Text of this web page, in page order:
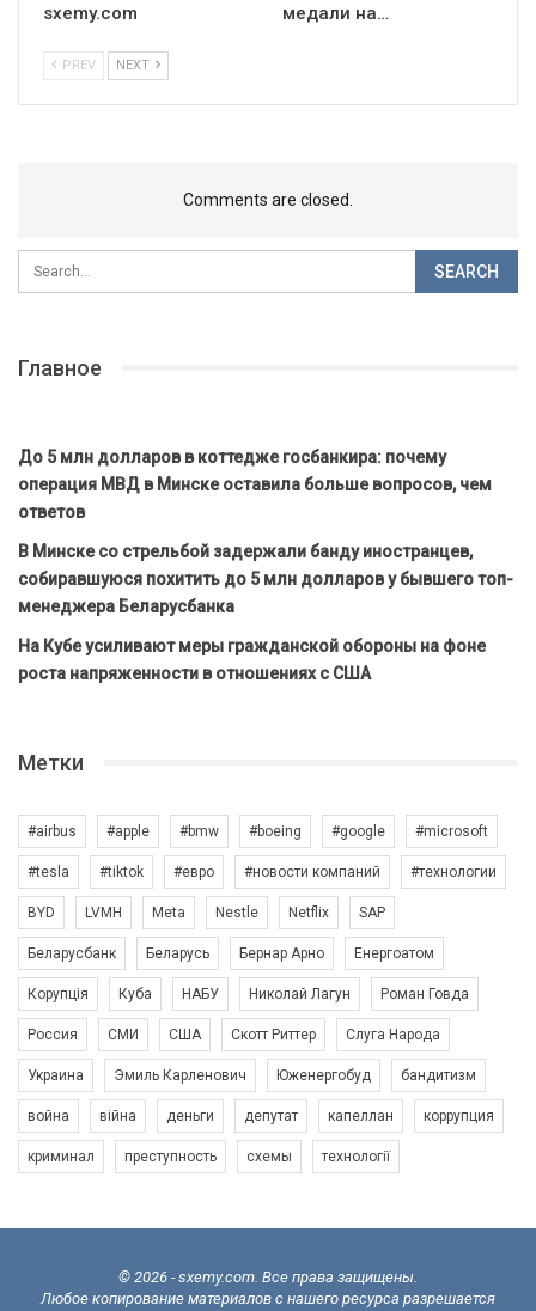
sxemy.com
медали на…
PREV NEXT
Comments are closed.
Главное
До 5 млн долларов в коттедже госбанкира: почему
операция МВД в Минске оставила больше вопросов, чем
ответов
В Минске со стрельбой задержали банду иностранцев,
собиравшуюся похитить до 5 млн долларов у бывшего топ-
менеджера Беларусбанка
На Кубе усиливают меры гражданской обороны на фоне
роста напряженности в отношениях с США
Метки
#airbus #apple #bmw #boeing #google #microsoft
#tesla #tiktok #евро #новости компаний #технологии
BYD LVMH Meta Nestle Netflix SAP
Беларусбанк Беларусь Бернар Арно Енергоатом
Корупція Куба НАБУ Николай Лагун Роман Говда
Россия СМИ США Скотт Риттер Слуга Народа
Украина Эмиль Карленович Юженергобуд бандитизм
война війна деньги депутат капеллан коррупция
криминал преступность схемы технології
© 2026 - sxemy.com. Все права защищены.
Любое копирование материалов с нашего ресурса разрешается